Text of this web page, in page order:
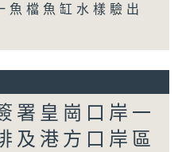
檔魚缸水樣驗出
署皇崗口岸一
及港方口岸區